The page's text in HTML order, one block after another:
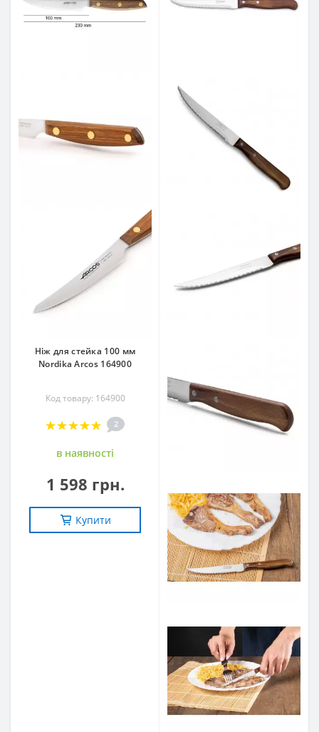
Ніж для стейка 100 мм
Nordika Arcos 164900
Код товару: 164900
2
в наявностi
1 598 грн.
Купити